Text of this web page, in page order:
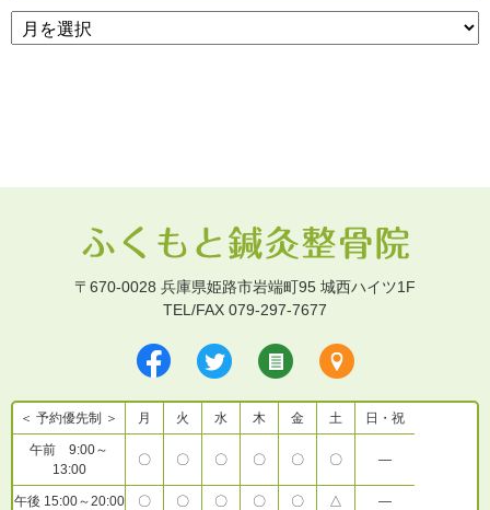
〒670-0028 兵庫県姫路市岩端町95 城西ハイツ1F
TEL/FAX 079-297-7677
＜ 予約優先制 ＞ 月 火 水 木 金 土 日・祝
午前 9:00～
13:00
〇 〇 〇 〇 〇 〇 ―
午後 15:00～20:00 〇 〇 〇 〇 〇 △ ―